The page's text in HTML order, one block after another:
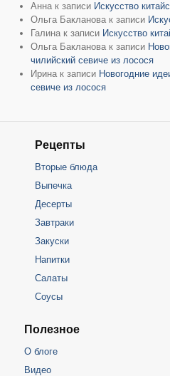
Анна к записи Искусство
Ольга Бакланова к записи
Галина к записи Искусство
Ольга Бакланова к записи
чилийский севиче из лосося
Ирина к записи Новогодние
севиче из лосося
Рецепты
Вторые блюда
Выпечка
Десерты
Завтраки
Закуски
Напитки
Салаты
Соусы
Полезное
О блоге
Видео